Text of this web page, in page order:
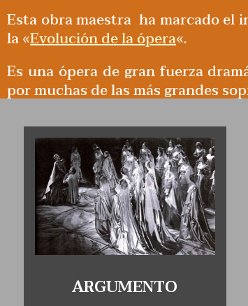
Esta obra maestra ha marcado el
la «Evolución de la ópera«.
Es una ópera de gran fuerza
por muchas de las más grandes
ARGUMENTO